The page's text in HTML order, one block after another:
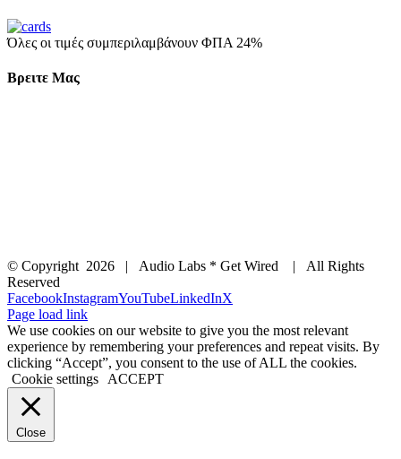
Όλες οι τιμές συμπεριλαμβάνουν ΦΠΑ 24%
Βρειτε Μας
© Copyright 2026 | Audio Labs * Get Wired | All Rights
Reserved
FacebookInstagramYouTubeLinkedInX
Page load link
We use cookies on our website to give you the most relevant
experience by remembering your preferences and repeat visits. By
clicking “Accept”, you consent to the use of ALL the cookies.
Cookie settings
ACCEPT
Close